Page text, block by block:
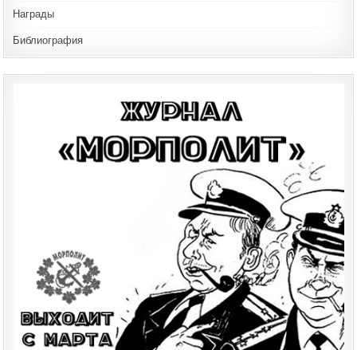
Награды
Библиография